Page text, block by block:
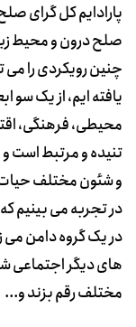
پارادایم کل گرای
صلح درون و محیط
چنین رویکردی را
یافته ایم، از یک
محیطی، فرهنگی،
تنیده و مرتبط است و
و شئون مختلف حیات
در تجربه می بینیم
در یک گروه دامن
های دیگر اجتماعی
مختلف رقم بزند و...